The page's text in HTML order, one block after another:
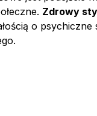
Zdrowy
o